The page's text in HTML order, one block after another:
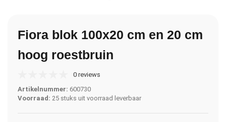
Fiora blok 100x20 cm en 20 cm
hoog roestbruin
0 reviews
Artikelnummer: 600730
Voorraad: 25 stuks uit voorraad leverbaar